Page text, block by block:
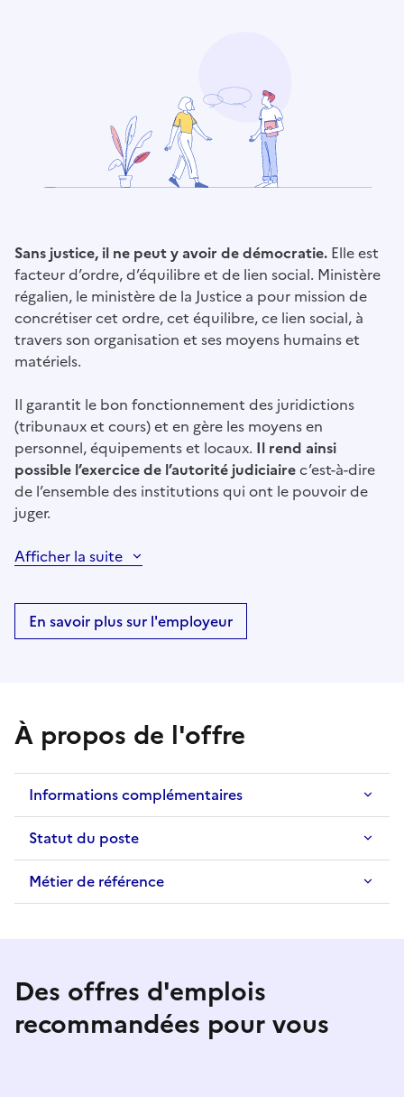
Sans justice, il ne peut y avoir de démocratie. Elle est
facteur d’ordre, d’équilibre et de lien social. Ministère
régalien, le ministère de la Justice a pour mission de
concrétiser cet ordre, cet équilibre, ce lien social, à
travers son organisation et ses moyens humains et
matériels.
Il garantit le bon fonctionnement des juridictions
(tribunaux et cours) et en gère les moyens en
personnel, équipements et locaux. Il rend ainsi
possible l’exercice de l’autorité judiciairec’est-à-dire
de l’ensemble des institutions qui ont le pouvoir de
juger.
Afficher la suite
En savoir plus sur l'employeur
À propos de l'offre
Informations complémentaires
Statut du poste
Métier de référence
Des offres d'emplois
recommandées pour vous